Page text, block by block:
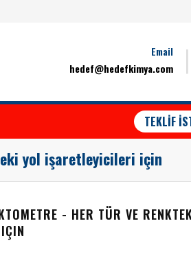
Email
hedef@hedefkimya.com
TEKLİF
yol işaretleyicileri için
- HER TÜR VE